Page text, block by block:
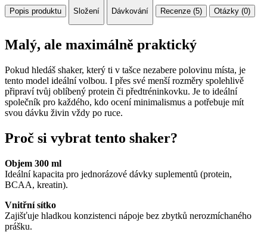
Popis produktu Složení Dávkování Recenze (5) Otázky (0)
Malý, ale maximálně praktický
Pokud hledáš shaker, který ti v tašce nezabere polovinu místa, je
tento model ideální volbou. I přes své menší rozměry spolehlivě
připraví tvůj oblíbený protein či předtréninkovku. Je to ideální
společník pro každého, kdo ocení minimalismus a potřebuje mít
svou dávku živin vždy po ruce.
Proč si vybrat tento shaker?
Objem 300 ml
Ideální kapacita pro jednorázové dávky suplementů (protein,
BCAA, kreatin).
Vnitřní sítko
Zajišťuje hladkou konzistenci nápoje bez zbytků nerozmíchaného
prášku.